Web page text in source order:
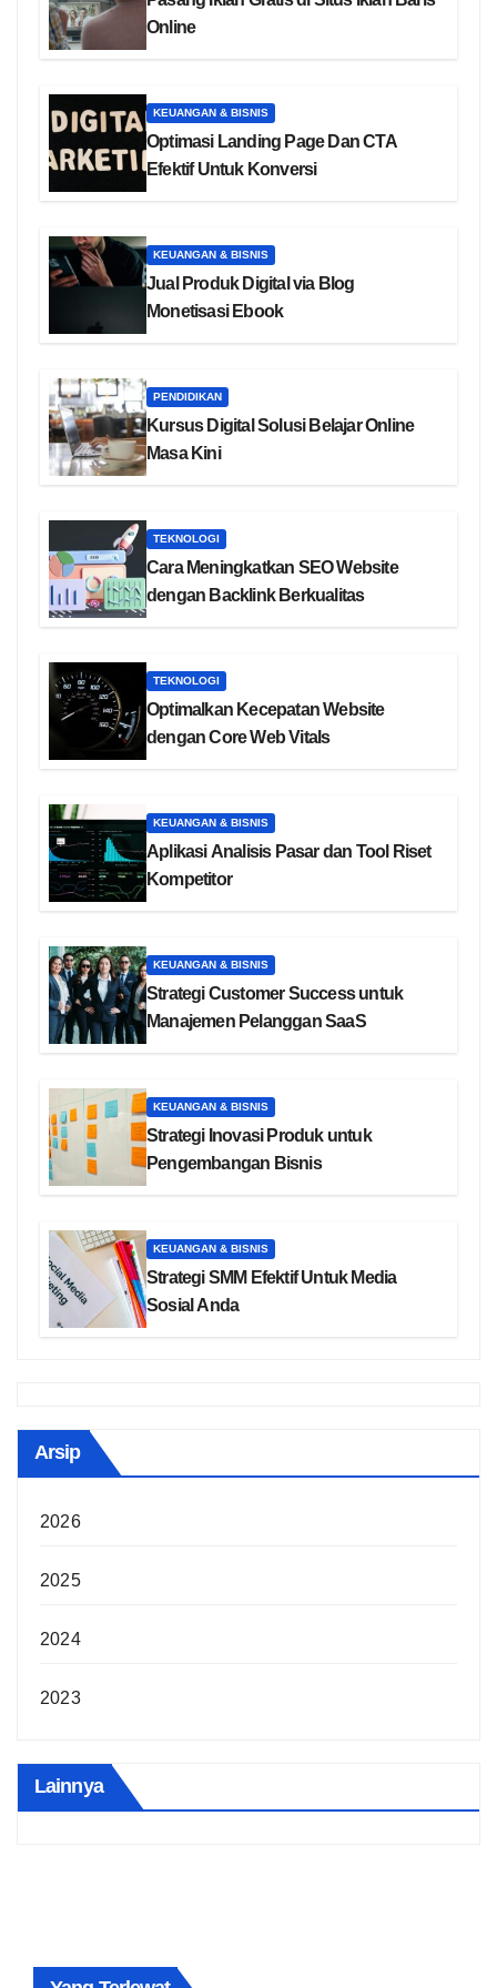
Online
KEUANGAN & BISNIS
Optimasi Landing Page Dan CTA
Efektif Untuk Konversi
KEUANGAN & BISNIS
Jual Produk Digital via Blog
Monetisasi Ebook
PENDIDIKAN
Kursus Digital Solusi Belajar Online
Masa Kini
TEKNOLOGI
Cara Meningkatkan SEO Website
dengan Backlink Berkualitas
TEKNOLOGI
Optimalkan Kecepatan Website
dengan Core Web Vitals
KEUANGAN & BISNIS
Aplikasi Analisis Pasar dan Tool Riset
Kompetitor
KEUANGAN & BISNIS
Strategi Customer Success untuk
Manajemen Pelanggan SaaS
KEUANGAN & BISNIS
Strategi Inovasi Produk untuk
Pengembangan Bisnis
KEUANGAN & BISNIS
Strategi SMM Efektif Untuk Media
Sosial Anda
Arsip
2026
2025
2024
2023
Lainnya